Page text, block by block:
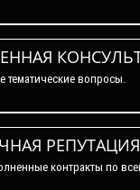
тематические вопросы.
РЕПУТАЦИЯ
контракты по